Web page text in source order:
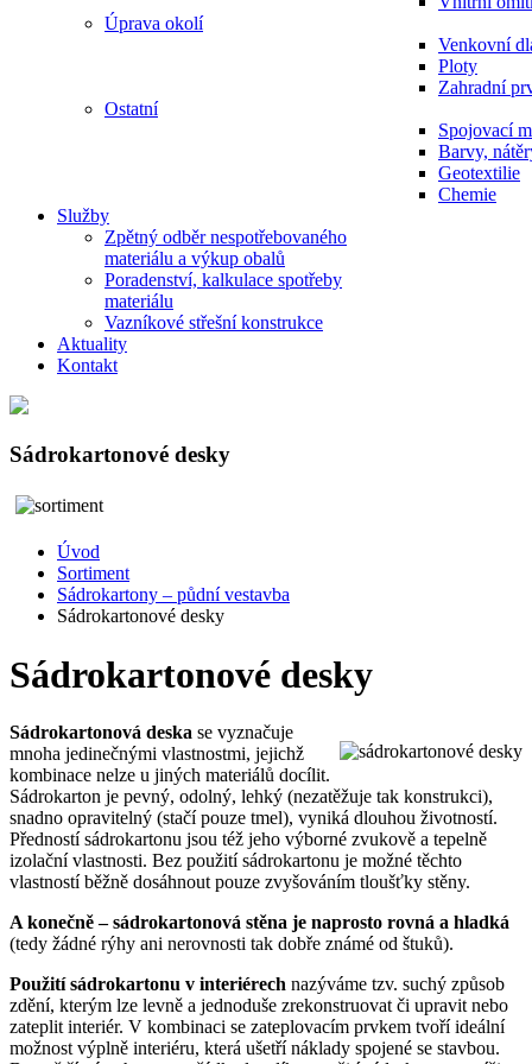
Úprava okolí
Venkovní
Ploty
Zahradní
Ostatní
Spojovací
Barvy,
Geotextilie
Chemie
Služby
Zpětný odběr nespotřebovaného
materiálu a výkup obalů
Poradenství, kalkulace spotřeby
materiálu
Vazníkové střešní konstrukce
Aktuality
Kontakt
Sádrokartonové desky
Úvod
Sortiment
Sádrokartony – půdní vestavba
Sádrokartonové desky
Sádrokartonové desky
Sádrokartonová deska se vyznačuje
mnoha jedinečnými vlastnostmi, jejichž
kombinace nelze u jiných materiálů docílit.
Sádrokarton je pevný, odolný, lehký (nezatěžuje tak konstrukci),
snadno opravitelný (stačí pouze tmel), vyniká dlouhou životností.
Předností sádrokartonu jsou též jeho výborné zvukově a tepelně
izolační vlastnosti. Bez použití sádrokartonu je možné těchto
vlastností běžně dosáhnout pouze zvyšováním tloušťky stěny.
A konečně – sádrokartonová stěna je naprosto rovná a hladká
(tedy žádné rýhy ani nerovnosti tak dobře známé od štuků).
Použití sádrokartonu v interiérech nazýváme tzv. suchý způsob
zdění, kterým lze levně a jednoduše zrekonstruovat či upravit nebo
zateplit interiér. V kombinaci se zateplovacím prvkem tvoří ideální
možnost výplně interiéru, která ušetří náklady spojené se stavbou.